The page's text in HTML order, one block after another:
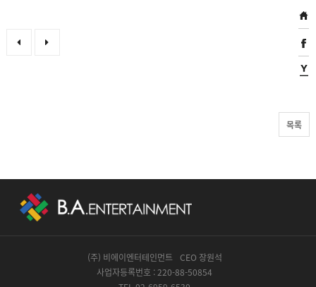
목록
(주) 비에이엔터테인먼트 CEO 장원석
사업자등록번호 : 220-88-50854